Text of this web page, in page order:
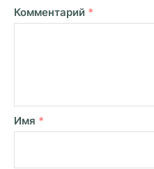
Комментарий *
Имя *